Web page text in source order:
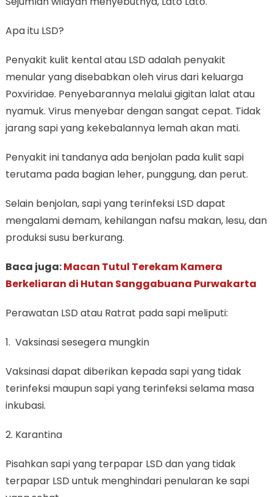
Apa itu LSD?
Penyakit kulit kental atau LSD adalah penyakit
menular yang disebabkan oleh virus dari keluarga
Poxviridae. Penyebarannya melalui gigitan lalat atau
nyamuk. Virus menyebar dengan sangat cepat. Tidak
jarang sapi yang kekebalannya lemah akan mati.
Penyakit ini tandanya ada benjolan pada kulit sapi
terutama pada bagian leher, punggung, dan perut.
Selain benjolan, sapi yang terinfeksi LSD dapat
mengalami demam, kehilangan nafsu makan, lesu, dan
produksi susu berkurang.
Baca juga:Macan Tutul Terekam Kamera
Berkeliaran di Hutan Sanggabuana Purwakarta
Perawatan LSD atau Ratrat pada sapi meliputi:
1. Vaksinasi sesegera mungkin
Vaksinasi dapat diberikan kepada sapi yang tidak
terinfeksi maupun sapi yang terinfeksi selama masa
inkubasi.
2. Karantina
Pisahkan sapi yang terpapar LSD dan yang tidak
terpapar LSD untuk menghindari penularan ke sapi